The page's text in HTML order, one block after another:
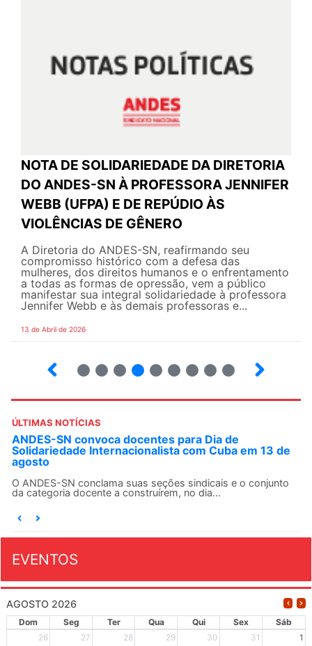
NOTA DE SOLIDARIEDADE DA DIRETORIA
DO ANDES-SN À PROFESSORA JENNIFER
WEBB (UFPA) E DE REPÚDIO ÀS
VIOLÊNCIAS DE GÊNERO
A Diretoria do ANDES-SN, reafirmando seu
compromisso histórico com a defesa das
mulheres, dos direitos humanos e o enfrentamento
a todas as formas de opressão, vem a público
manifestar sua integral solidariedade à professora
Jennifer Webb e às demais professoras e...
13 de Abril de 2026
ÚLTIMAS NOTÍCIAS
ANDES-SN convoca docentes para Dia de
Solidariedade Internacionalista com Cuba em 13 de
agosto
O ANDES-SN conclama suas seções sindicais e o conjunto
da categoria docente a construírem, no dia...
EVENTOS
AGOSTO 2026
Dom Seg Ter Qua Qui Sex
Sáb
26
27 28 29 30 31 1